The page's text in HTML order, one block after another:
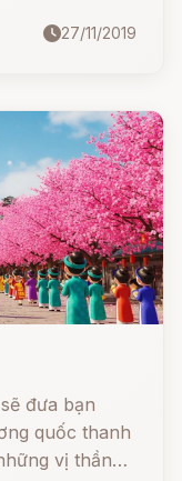
của các27/11/2019
đưa bạn
quốc thanh
vị thần